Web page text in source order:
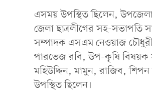
এসময় উপস্থিত ছিলেন,
জেলা ছাত্রলীগের সহ-সভাপতি
সম্পাদক এসএম নেওয়াজ
পারভেজ রবি, উপ-কৃষি বিষয়ক
মহিউদ্দিন, মামুন, রাজিব,
উপস্থিত ছিলেন।